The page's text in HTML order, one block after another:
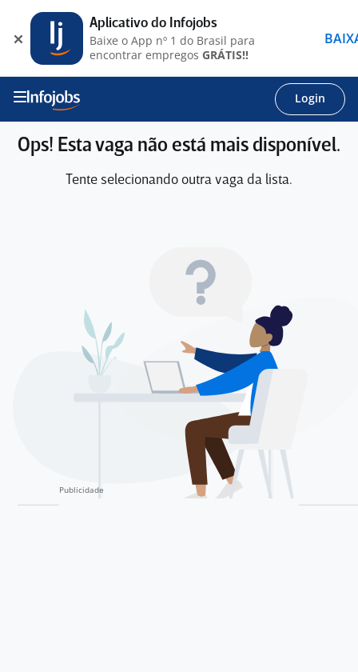
Login
Ops! Esta vaga não está mais disponível.
Tente selecionando outra vaga da lista.
Aplicativo do Infojobs
Baixe o App nº 1 do Brasil para
encontrar empregos GRÁTIS!!